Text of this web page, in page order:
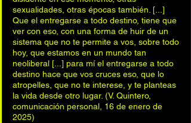
sexualidades, otras épocas también. [...]
Que el entregarse a todo destino, tiene que
ver con eso, con una forma de huir de un
sistema que no te permite a vos, sobre todo
hoy, que estamos en un mundo tan
neoliberal [...] para mí el entregarse a todo
destino hace que vos cruces eso, que lo
atropelles, que no te interese, y te planteas
la vida desde otro lugar. (V. Quintero,
comunicación personal, 16 de enero de
2025)